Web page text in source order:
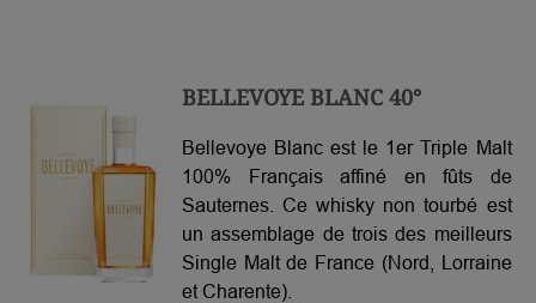
BELLEVOYE BLANC 40°
Bellevoye Blanc est le 1er Triple Malt
100% Français affiné en fûts de
Sauternes. Ce whisky non tourbé est
un assemblage de trois des meilleurs
Single Malt de France (Nord, Lorraine
et Charente).